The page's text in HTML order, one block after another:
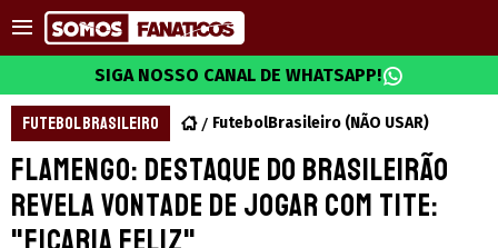
SIGA NOSSO CANAL DE WHATSAPP!
FUTEBOL BRASILEIRO FutebolBrasileiro (NÃO USAR)
Flamengo: Destaque do Brasileirão
revela vontade de jogar com Tite: